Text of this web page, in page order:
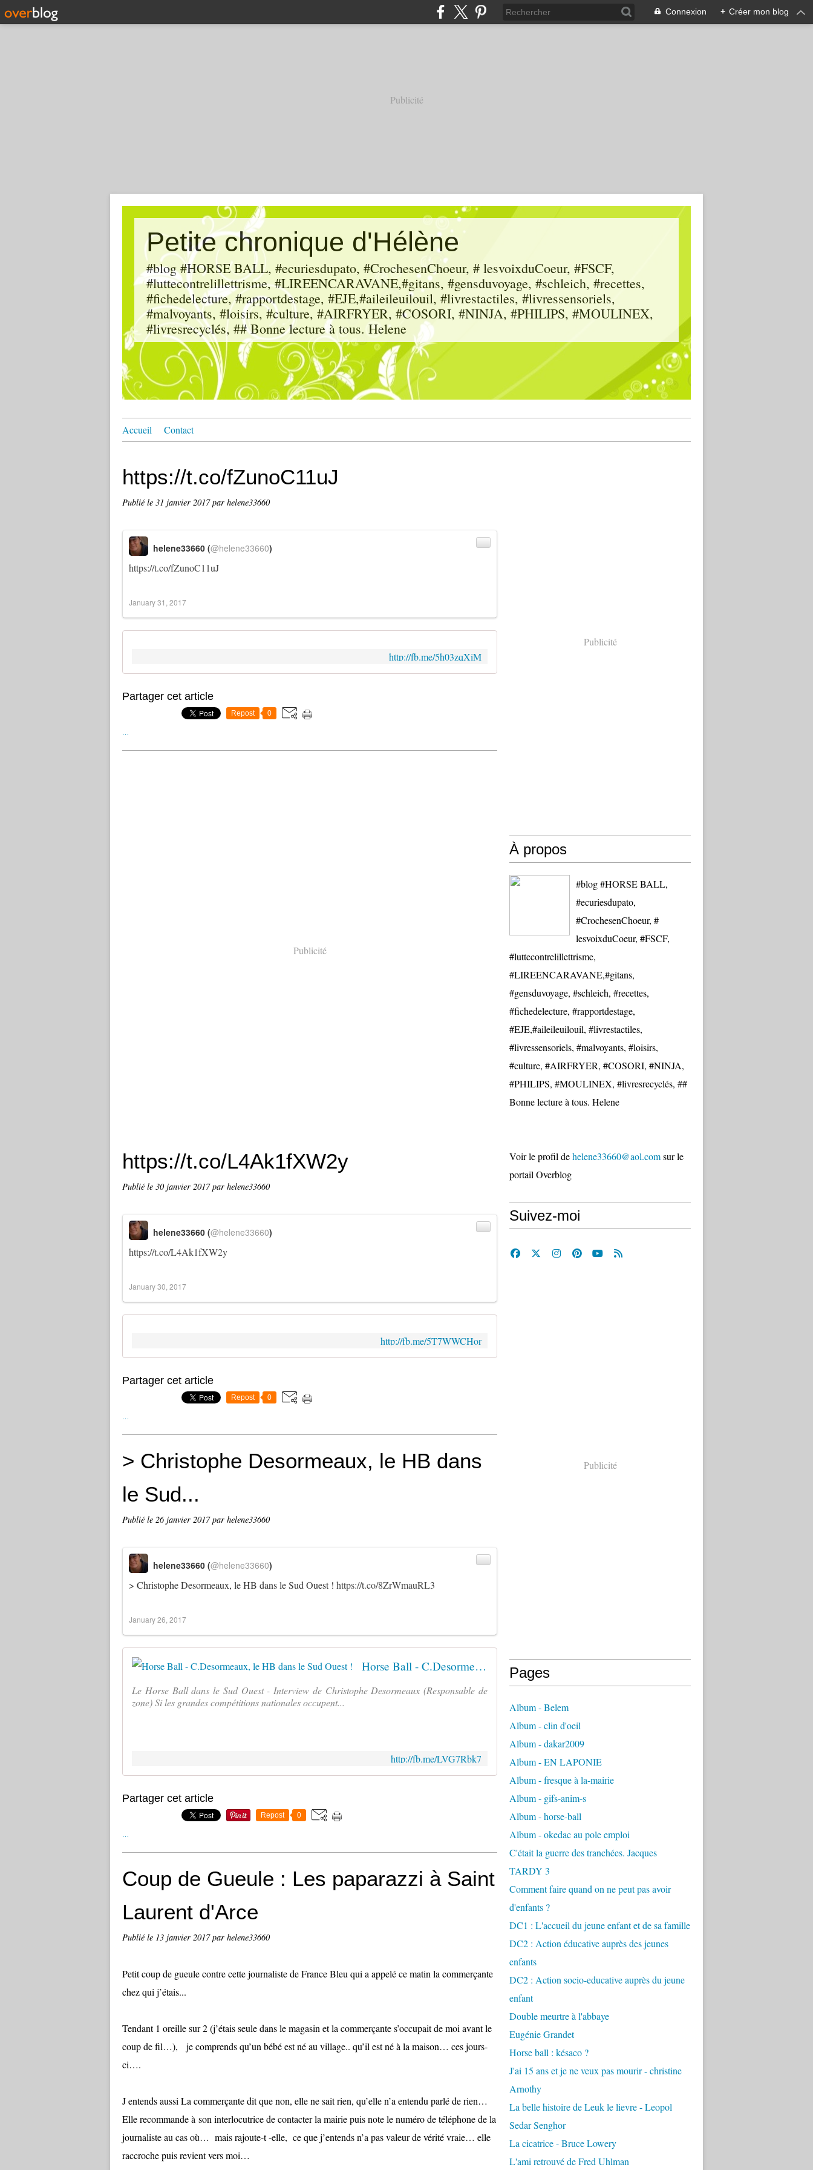
Connexion + Créer mon blog
Publicité
Petite chronique d'Hélène
#blog #HORSE BALL, #ecuriesdupato, #CrochesenChoeur, # lesvoixduCoeur, #FSCF,
#luttecontrelillettrisme, #LIREENCARAVANE,#gitans, #gensduvoyage, #schleich, #recettes,
#fichedelecture, #rapportdestage, #EJE,#aileileuilouil, #livrestactiles, #livressensoriels,
#malvoyants, #loisirs, #culture, #AIRFRYER, #COSORI, #NINJA, #PHILIPS, #MOULINEX,
#livresrecyclés, ## Bonne lecture à tous. Helene
Accueil Contact
https://t.co/fZunoC11uJ
Publié le 31 janvier 2017par helene33660
https://t.co/fZunoC11uJ
helene33660 (@helene33660)
January 31, 2017
http://fb.me/5h03zqXiM
Partager cet article
Repost 0
…
Publicité
https://t.co/L4Ak1fXW2y
Publié le 30 janvier 2017par helene33660
https://t.co/L4Ak1fXW2y
helene33660 (@helene33660)
January 30, 2017
http://fb.me/5T7WWCHor
Partager cet article
Repost 0
…
> Christophe Desormeaux, le HB dans
le Sud...
Publié le 26 janvier 2017par helene33660
> Christophe Desormeaux, le HB dans le Sud Ouest ! https://t.co/8ZrWmauRL3
helene33660 (@helene33660)
January 26, 2017
Horse Ball - C.Desormeaux, le HB dans le Sud Ouest !
Le Horse Ball dans le Sud Ouest - Interview de Christophe Desormeaux (Responsable de
zone) Si les grandes compétitions nationales occupent...
http://fb.me/LVG7Rbk7
Partager cet article
Repost 0
…
Coup de Gueule : Les paparazzi à Saint
Laurent d'Arce
Publié le 13 janvier 2017par helene33660
Petit coup de gueule contre cette journaliste de France Bleu qui a appelé ce matin la commerçante
chez qui j’étais...
Tendant 1 oreille sur 2 (j’étais seule dans le magasin et la commerçante s’occupait de moi avant le
coup de fil…), je comprends qu’un bébé est né au village.. qu’il est né à la maison… ces jours-
ci….
J entends aussi La commerçante dit que non, elle ne sait rien, qu’elle n’a entendu parlé de rien…
Elle recommande à son interlocutrice de contacter la mairie puis note le numéro de téléphone de la
journaliste au cas où… mais rajoute-t -elle, ce que j’entends n’a pas valeur de vérité vraie… elle
raccroche puis revient vers moi…
Publicité
À propos
#blog #HORSE BALL,
#ecuriesdupato,
#CrochesenChoeur, #
lesvoixduCoeur, #FSCF,
#luttecontrelillettrisme,
#LIREENCARAVANE,#gitans,
#gensduvoyage, #schleich, #recettes,
#fichedelecture, #rapportdestage,
#EJE,#aileileuilouil, #livrestactiles,
#livressensoriels, #malvoyants, #loisirs,
#culture, #AIRFRYER, #COSORI, #NINJA,
#PHILIPS, #MOULINEX, #livresrecyclés, ##
Bonne lecture à tous. Helene
Voir le profil dehelene33660@aol.comsur le
portail Overblog
Suivez-moi
Publicité
Pages
Album - Belem
Album - clin d'oeil
Album - dakar2009
Album - EN LAPONIE
Album - fresque à la-mairie
Album - gifs-anim-s
Album - horse-ball
Album - okedac au pole emploi
C'était la guerre des tranchées. Jacques
TARDY 3
Comment faire quand on ne peut pas avoir
d'enfants ?
DC1 : L'accueil du jeune enfant et de sa famille
DC2 : Action éducative auprès des jeunes
enfants
DC2 : Action socio-educative auprès du jeune
enfant
Double meurtre à l'abbaye
Eugénie Grandet
Horse ball : késaco ?
J'ai 15 ans et je ne veux pas mourir - christine
Arnothy
La belle histoire de Leuk le lievre - Leopol
Sedar Senghor
La cicatrice - Bruce Lowery
L'ami retrouvé de Fred Uhlman